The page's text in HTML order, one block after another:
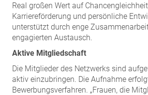
Real großen Wert auf
Karriereförderung und persönliche
unterstützt durch enge
engagierten Austausch.
Aktive Mitgliedschaft
Die Mitglieder des Netzwerks sind
aktiv einzubringen. Die Aufnahme
Bewerbungsverfahren. „Frauen, die